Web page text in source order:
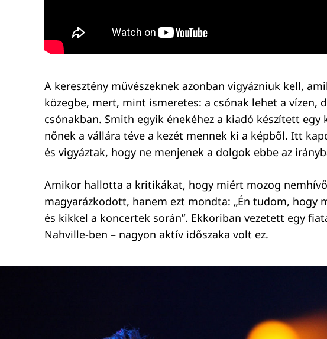
A keresztény művészeknek azonban vigyázniuk kell,
közegbe, mert, mint ismeretes: a csónak lehet a vízen,
csónakban. Smith egyik énekéhez a kiadó készített egy
nőnek a vállára téve a kezét mennek ki a képből. Itt
és vigyáztak, hogy ne menjenek a dolgok ebbe az
Amikor hallotta a kritikákat, hogy miért mozog
magyarázkodott, hanem ezt mondta: „Én tudom, hogy
és kikkel a koncertek során”. Ekkoriban vezetett egy
Nahville-ben – nagyon aktív időszaka volt ez.